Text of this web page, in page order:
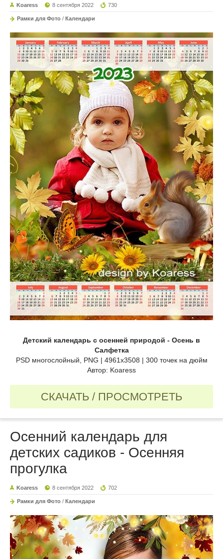
Koaress 8 сентября 2022 730
Рамки для Фото / Календари
Детский календарь с осенней природой - Осень в
Салфетка
PSD многослойный, PNG | 4961x3508 | 300 точек на дюйм
Автор: Koaress
СКАЧАТЬ / ПРОСМОТРЕТЬ
Осенний календарь для
детских садиков - Осенняя
прогулка
Koaress 8 сентября 2022 702
Рамки для Фото / Календари